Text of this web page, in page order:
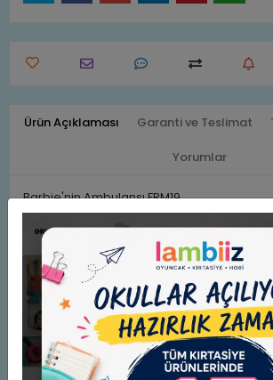
Ürün Açıklaması Garanti ve Teslimat
Yorumlar
Barbie'nin Ambulansı FRM19
Benzer Ürünler